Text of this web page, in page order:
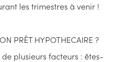
les trimestres à venir !
PRÊT HYPOTHECAIRE ?
plusieurs facteurs : êtes-